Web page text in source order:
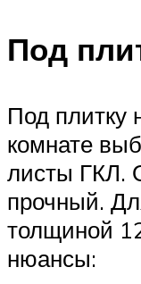
Под
Под плитку
комнате
листы ГКЛ.
прочный.
толщиной
нюансы: